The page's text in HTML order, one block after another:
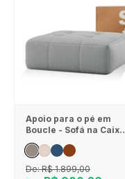
Apoio para o pé em
Boucle - Sofá na Caixa
- Cinza
De:R$ 1.899,00